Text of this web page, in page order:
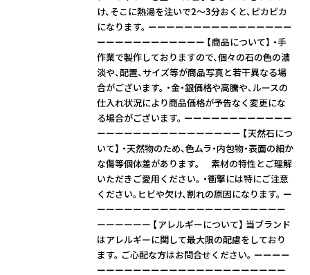
け、そこに熱湯を注いで2～3分おくと、ピカピカ
になります。 ーーーーーーーーーーーーーーーー
ーーーーーーーーーーーー 【商品について】 ・手
作業で製作しておりますので、個々の石の色の濃
淡や、配置、サイズ等が商品写真と若干異なる場
合がございます。 ・金・銀価格や高騰や、ルースの
仕入れ状況により商品価格が予告なく変更にな
る場合がございます。 ーーーーーーーーーーーー
ーーーーーーーーーーーーーーーー 【天然石につ
いて】 ・天然物のため、色ムラ・内包物・表面の細か
な傷等個体差があります。 素材の特性とご理解
いただきご愛用ください。 ・衝撃には特にご注意
ください。ヒビや欠け、割れの原因になります。 ー
ーーーーーーーーーーーーーーーーーーーーー
ーーーーーー 【アレルギーについて】 当ブランド
はアレルギーに関して最大限の配慮をしており
ます。 ご心配な方はお問合せください。 ーーーー
ーーーーーーーーーーーーーーーーーーーーー